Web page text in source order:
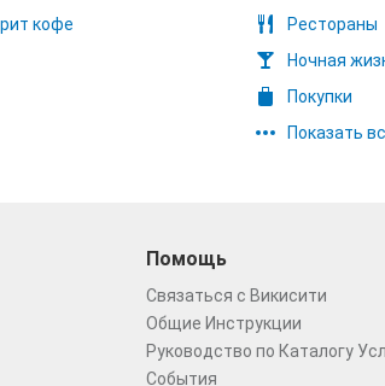
кофе
Рестораны
Ночная
Покупки
Показать
Помощь
Связаться с Викисити
Общие Инструкции
Руководство по Каталогу
События